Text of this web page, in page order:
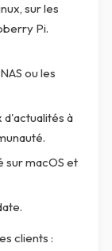
sur les
Pi.
ou les
d'actualités à
sur macOS et
clients :